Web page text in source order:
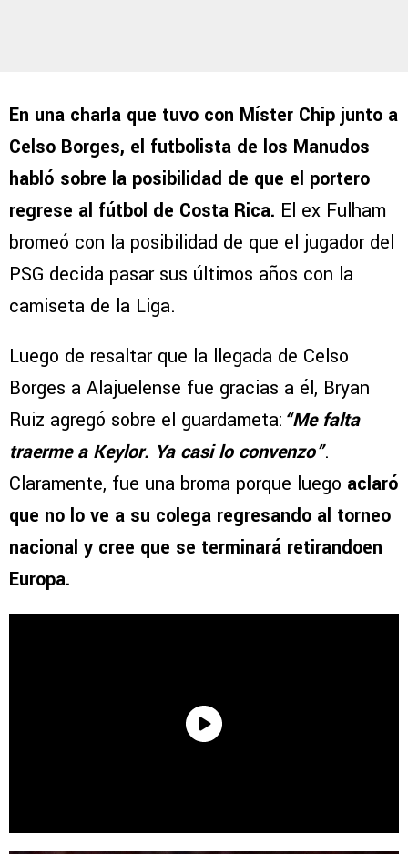
En una charla que tuvo con Míster Chip junto a
Celso Borges, el futbolista de los Manudos
habló sobre la posibilidad de que el portero
regrese al fútbol de Costa Rica. El ex Fulham
bromeó con la posibilidad de que el jugador del
PSG decida pasar sus últimos años con la
camiseta de la Liga.
Luego de resaltar que la llegada de Celso
Borges a Alajuelense fue gracias a él, Bryan
Ruiz agregó sobre el guardameta: “Me falta
traerme a Keylor. Ya casi lo convenzo”.
Claramente, fue una broma porque luego aclaró
que no lo ve a su colega regresando al torneo
nacional y cree que se terminará retirandoen
Europa.